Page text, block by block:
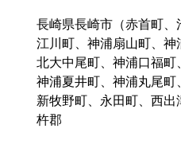
長崎県長崎市（赤首町
江川町、神浦扇山町、
北大中尾町、神浦口福町
神浦夏井町、神浦丸尾町
新牧野町、永田町、西
杵郡